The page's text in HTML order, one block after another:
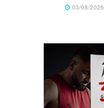
03/08/2026